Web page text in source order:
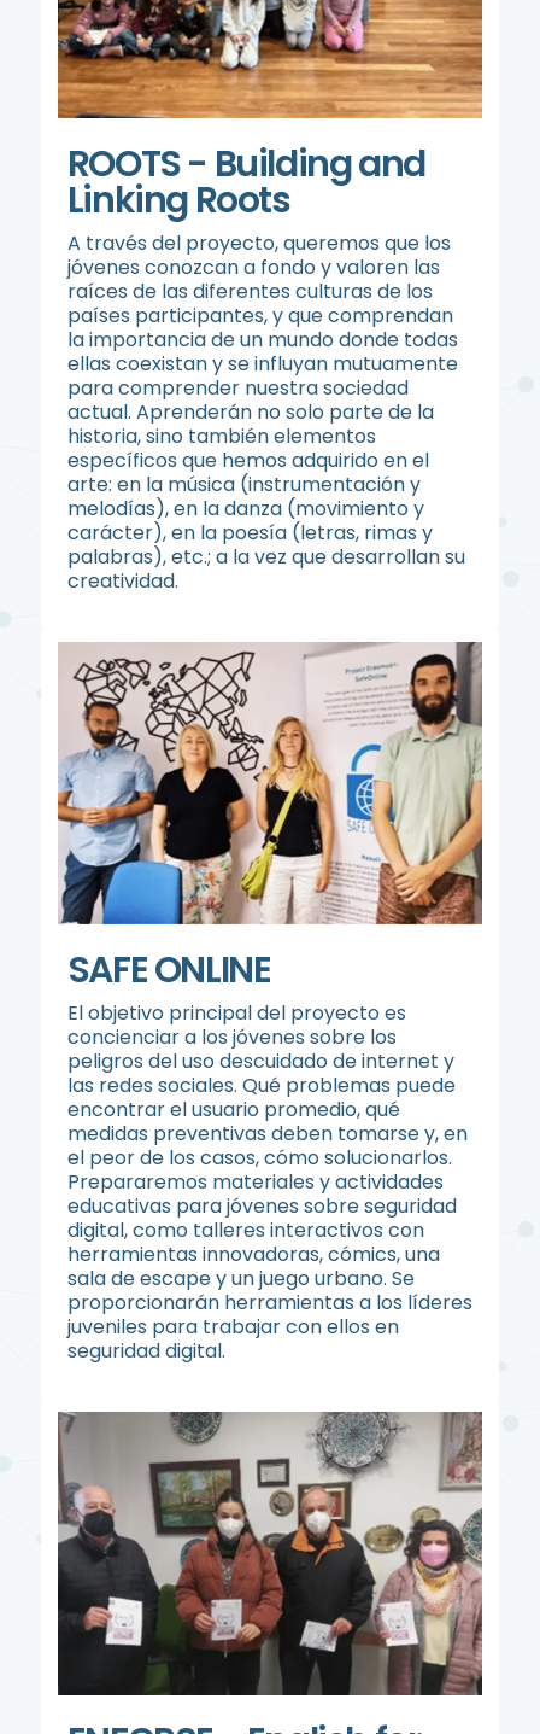
ROOTS - Building and
Linking Roots
A través del proyecto, queremos que los
jóvenes conozcan a fondo y valoren las
raíces de las diferentes culturas de los
países participantes, y que comprendan
la importancia de un mundo donde todas
ellas coexistan y se influyan mutuamente
para comprender nuestra sociedad
actual. Aprenderán no solo parte de la
historia, sino también elementos
específicos que hemos adquirido en el
arte: en la música (instrumentación y
melodías), en la danza (movimiento y
carácter), en la poesía (letras, rimas y
palabras), etc.; a la vez que desarrollan su
creatividad.
SAFE ONLINE
El objetivo principal del proyecto es
concienciar a los jóvenes sobre los
peligros del uso descuidado de internet y
las redes sociales. Qué problemas puede
encontrar el usuario promedio, qué
medidas preventivas deben tomarse y, en
el peor de los casos, cómo solucionarlos.
Prepararemos materiales y actividades
educativas para jóvenes sobre seguridad
digital, como talleres interactivos con
herramientas innovadoras, cómics, una
sala de escape y un juego urbano. Se
proporcionarán herramientas a los líderes
juveniles para trabajar con ellos en
seguridad digital.